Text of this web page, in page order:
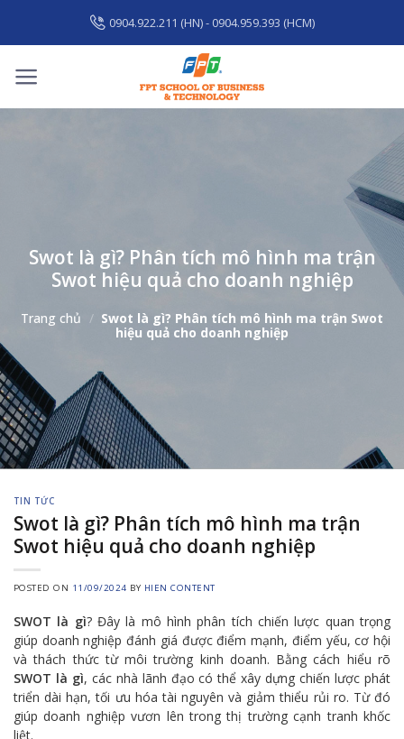
content
0904.922.211 (HN) - 0904.959.393 (HCM)
Swot là gì? Phân tích mô hình ma trận
Swot hiệu quả cho doanh nghiệp
Trang chủ / Swot là gì? Phân tích mô hình ma trận Swot
hiệu quả cho doanh nghiệp
TIN TỨC
Swot là gì? Phân tích mô hình ma trận
Swot hiệu quả cho doanh nghiệp
POSTED ON 11/09/2024 BY HIEN CONTENT
SWOT là gì? Đây là mô hình phân tích chiến lược quan trọng
giúp doanh nghiệp đánh giá được điểm mạnh, điểm yếu, cơ hội
và thách thức từ môi trường kinh doanh. Bằng cách hiểu rõ
SWOT là gì, các nhà lãnh đạo có thể xây dựng chiến lược phát
triển dài hạn, tối ưu hóa tài nguyên và giảm thiểu rủi ro. Từ đó
giúp doanh nghiệp vươn lên trong thị trường cạnh tranh khốc
liệt.